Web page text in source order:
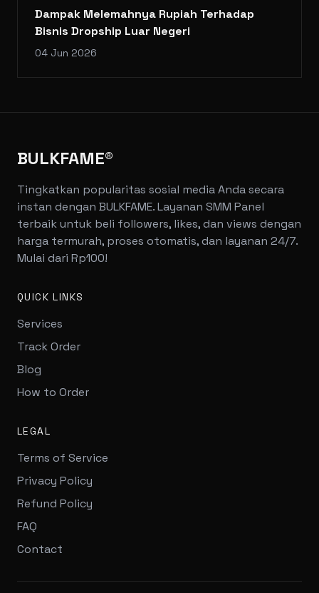
Dampak Melemahnya Rupiah Terhadap
Bisnis Dropship Luar Negeri
04 Jun 2026
BULKFAME®
Tingkatkan popularitas sosial media Anda secara
instan dengan BULKFAME. Layanan SMM Panel
terbaik untuk beli followers, likes, dan views dengan
harga termurah, proses otomatis, dan layanan 24/7.
Mulai dari Rp100!
QUICK LINKS
Services
Track Order
Blog
How to Order
LEGAL
Terms of Service
Privacy Policy
Refund Policy
FAQ
Contact